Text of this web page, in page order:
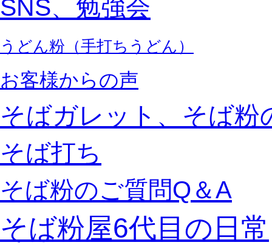
SNS、勉強会
うどん粉（手打ちうどん）
お客様からの声
そばガレット、そば粉
そば打ち
そば粉のご質問Q＆A
そば粉屋6代目の日常